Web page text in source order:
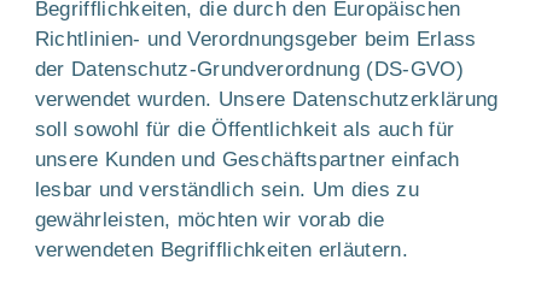
Begrifflichkeiten, die durch den Europäischen
Richtlinien- und Verordnungsgeber beim Erlass
der Datenschutz-Grundverordnung (DS-GVO)
verwendet wurden. Unsere Datenschutzerklärung
soll sowohl für die Öffentlichkeit als auch für
unsere Kunden und Geschäfts­partner einfach
lesbar und verständlich sein. Um dies zu
gewährleisten, möchten wir vorab die
verwendeten Begrifflichkeiten erläutern.